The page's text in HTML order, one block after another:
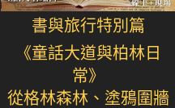
書與旅行特別篇
《童話大道與柏林日
常》
從格林森林、塗鴉圍牆